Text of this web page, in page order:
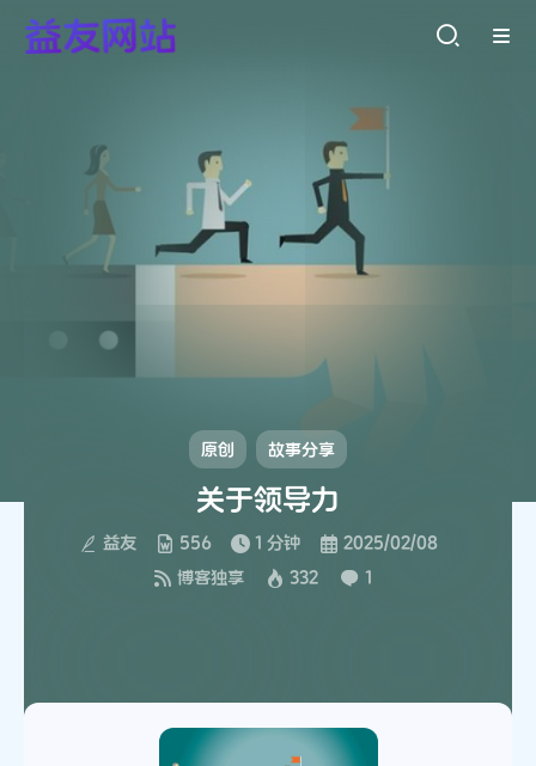
益友网站
原创 故事分享
关于领导力
益友 556 1 分钟
2025/02/08
博客独享
332 1